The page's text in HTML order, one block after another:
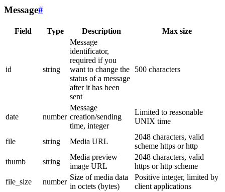
Message#
Field Type Description Max size
id string
Message
identificator,
required if you
want to change the
status of a message
after it has been
sent
500 characters
date number
Message
creation/sending
time, integer
Limited to reasonable
UNIX time
file string Media URL
2048 characters, valid
scheme https or http
thumb
string
Media preview
image URL
2048 characters, valid
https or http scheme
file_size
number
Size of media data
in octets (bytes)
Positive integer, limited by
client applications